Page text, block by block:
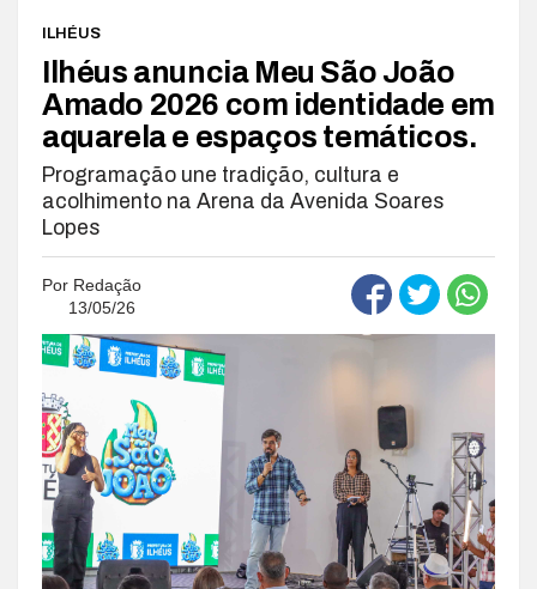
ILHÉUS
Ilhéus anuncia Meu São João
Amado 2026 com identidade em
aquarela e espaços temáticos.
Programação une tradição, cultura e
acolhimento na Arena da Avenida Soares
Lopes
Por Redação
13/05/26